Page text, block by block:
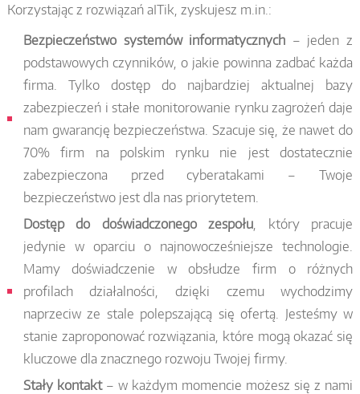
Korzystając z rozwiązań aITik, zyskujesz m.in.:
Bezpieczeństwo systemów informatycznych – jeden z
podstawowych czynników, o jakie powinna zadbać każda
firma. Tylko dostęp do najbardziej aktualnej bazy
zabezpieczeń i stałe monitorowanie rynku zagrożeń daje
nam gwarancję bezpieczeństwa. Szacuje się, że nawet do
70% firm na polskim rynku nie jest dostatecznie
zabezpieczona przed cyberatakami – Twoje
bezpieczeństwo jest dla nas priorytetem.
Dostęp do doświadczonego zespołu , który pracuje
jedynie w oparciu o najnowocześniejsze technologie.
Mamy doświadczenie w obsłudze firm o różnych
profilach działalności, dzięki czemu wychodzimy
naprzeciw ze stale polepszającą się ofertą. Jesteśmy w
stanie zaproponować rozwiązania, które mogą okazać się
kluczowe dla znacznego rozwoju Twojej firmy.
Stały kontakt– w każdym momencie możesz się z nami